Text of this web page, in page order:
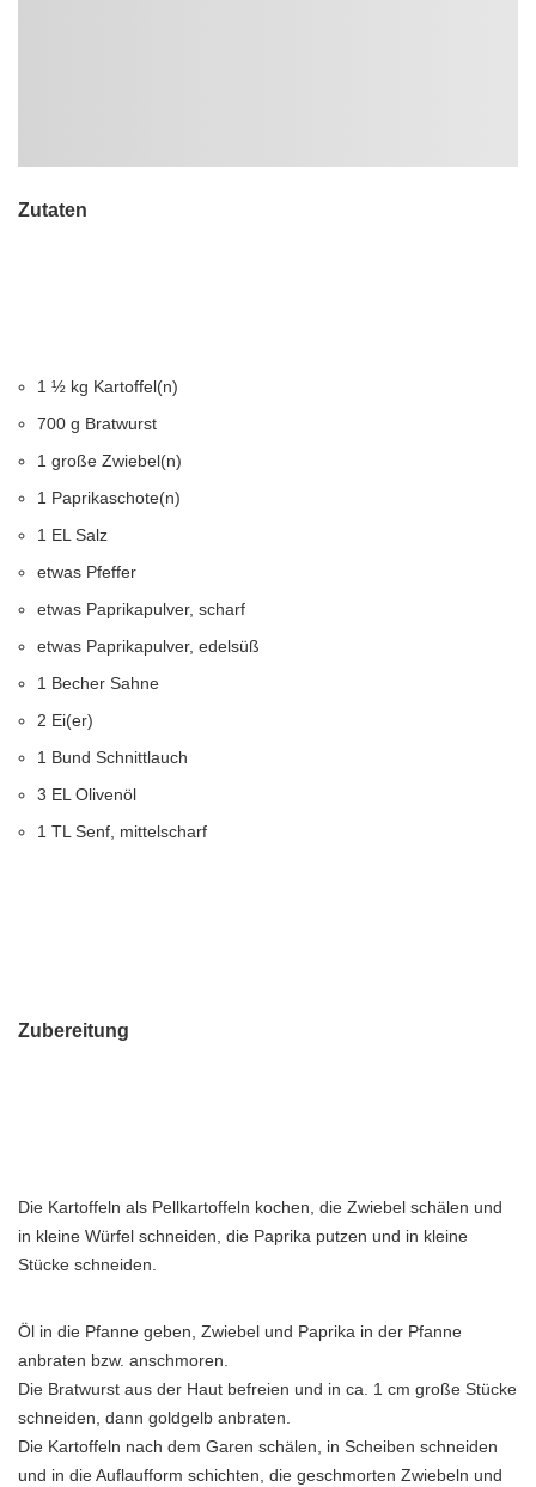
Zutaten
1 ½ kg Kartoffel(n)
700 g Bratwurst
1 große Zwiebel(n)
1 Paprikaschote(n)
1 EL Salz
etwas Pfeffer
etwas Paprikapulver, scharf
etwas Paprikapulver, edelsüß
1 Becher Sahne
2 Ei(er)
1 Bund Schnittlauch
3 EL Olivenöl
1 TL Senf, mittelscharf
Zubereitung
Die Kartoffeln als Pellkartoffeln kochen, die Zwiebel schälen und
in kleine Würfel schneiden, die Paprika putzen und in kleine
Stücke schneiden.
Öl in die Pfanne geben, Zwiebel und Paprika in der Pfanne
anbraten bzw. anschmoren.
Die Bratwurst aus der Haut befreien und in ca. 1 cm große Stücke
schneiden, dann goldgelb anbraten.
Die Kartoffeln nach dem Garen schälen, in Scheiben schneiden
und in die Auflaufform schichten, die geschmorten Zwiebeln und